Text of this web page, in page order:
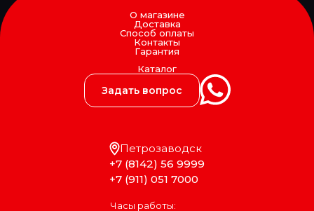
О магазине
Доставка
Способ оплаты
Контакты
Гарантия
Каталог
Петрозаводск
+7 (8142) 56 9999
+7 (911) 051 7000
Часы работы:
Задать вопрос